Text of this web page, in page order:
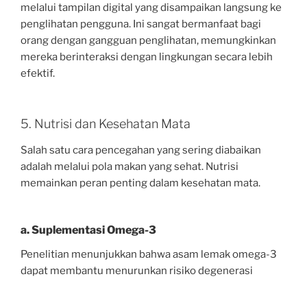
melalui tampilan digital yang disampaikan langsung ke
penglihatan pengguna. Ini sangat bermanfaat bagi
orang dengan gangguan penglihatan, memungkinkan
mereka berinteraksi dengan lingkungan secara lebih
efektif.
5. Nutrisi dan Kesehatan Mata
Salah satu cara pencegahan yang sering diabaikan
adalah melalui pola makan yang sehat. Nutrisi
memainkan peran penting dalam kesehatan mata.
a. Suplementasi Omega-3
Penelitian menunjukkan bahwa asam lemak omega-3
dapat membantu menurunkan risiko degenerasi